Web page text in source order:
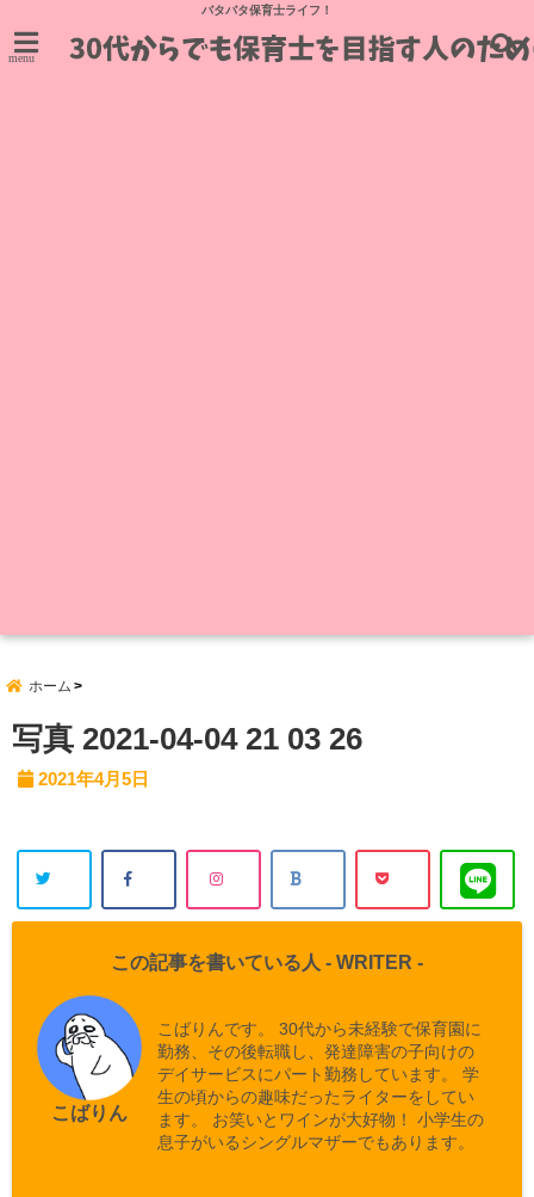
バタバタ保育士ライフ！
menu
ホーム
写真 2021-04-04 21 03 26
2021年4月5日
この記事を書いている人 - WRITER -
こばりん
こばりんです。 30代から未経験で保育園に
勤務、その後転職し、発達障害の子向けの
デイサービスにパート勤務しています。 学
生の頃からの趣味だったライターをしてい
ます。 お笑いとワインが大好物！ 小学生の
息子がいるシングルマザーでもあります。